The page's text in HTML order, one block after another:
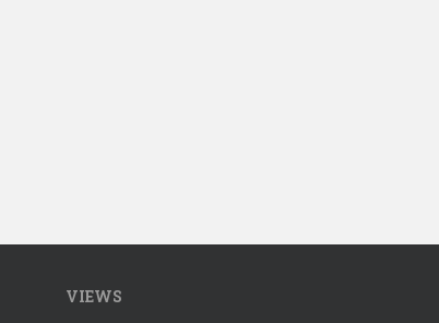
VIEWS